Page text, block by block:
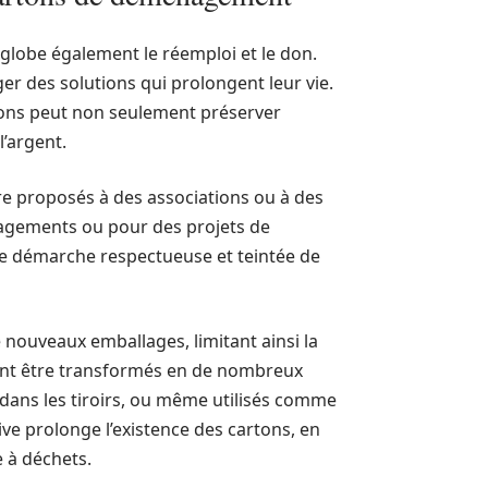
également le réemploi et le don.
des solutions qui prolongent leur vie.
peut non seulement préserver
proposés à des associations ou à des
ou pour des projets de
démarche respectueuse et teintée de
emballages, limitant ainsi la
être transformés en de nombreux
les tiroirs, ou même utilisés comme
prolonge l’existence des cartons, en
déchets.